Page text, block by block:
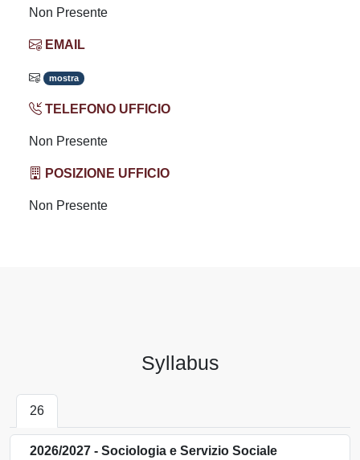
Non Presente
EMAIL
mostra
TELEFONO UFFICIO
Non Presente
POSIZIONE UFFICIO
Non Presente
Syllabus
26
2026/2027 - Sociologia e Servizio Sociale